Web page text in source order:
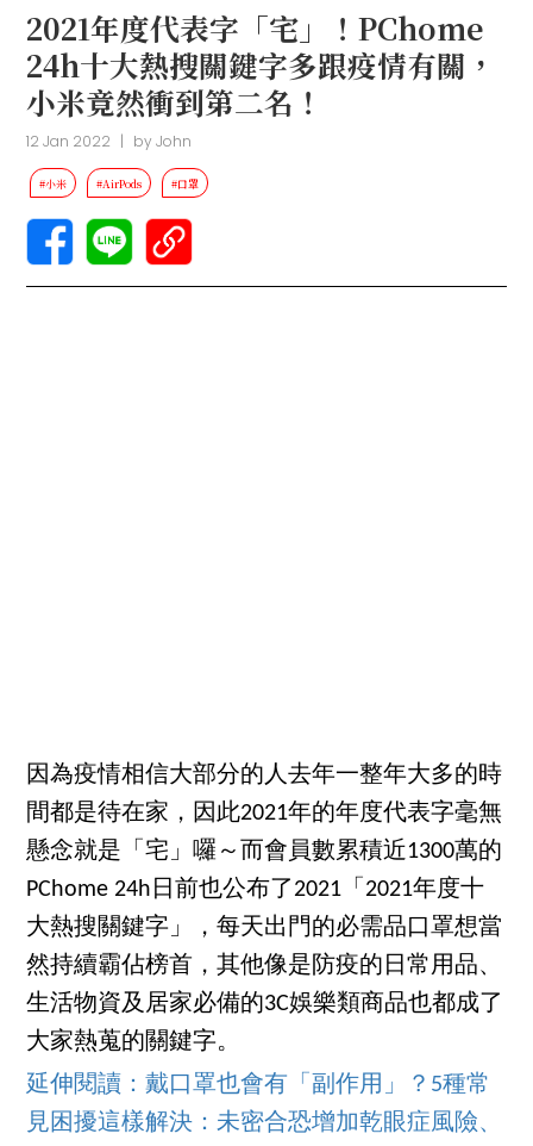
2021年度代表字「宅」！PChome
24h十大熱搜關鍵字多跟疫情有關，
小米竟然衝到第二名！
12 Jan 2022 | byJohn
#小米 #AirPods #口罩
因為疫情相信大部分的人去年一整年大多的時
間都是待在家，因此2021年的年度代表字毫無
懸念就是「宅」囉～而會員數累積近1300萬的
PChome 24h日前也公布了2021「2021年度十
大熱搜關鍵字」，每天出門的必需品口罩想當
然持續霸佔榜首，其他像是防疫的日常用品、
生活物資及居家必備的3C娛樂類商品也都成了
大家熱蒐的關鍵字。
延伸閱讀：戴口罩也會有「副作用」？5種常
見困擾這樣解決：未密合恐增加乾眼症風險、